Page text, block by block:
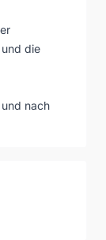
die
nach